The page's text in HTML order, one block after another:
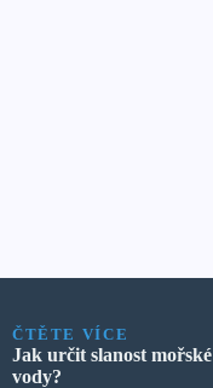
ČTĚTE VÍCE
Jak určit slanost mořské
vody?